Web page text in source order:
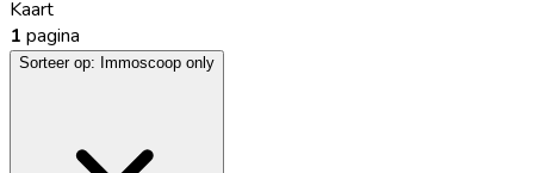
Kaart
1 pagina
Sorteer op: Immoscoop only